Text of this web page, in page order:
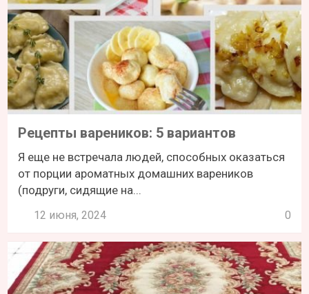
Рецепты вареников: 5 вариантов
Я еще не встречала людей, способных оказаться
от порции ароматных домашних вареников
(подруги, сидящие на...
12 июня, 2024 0